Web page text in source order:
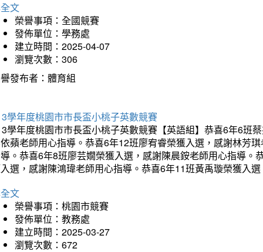
文
榮譽事項：全國競賽
發佈單位：學務處
建立時間：2025-04-07
瀏覽次數：306
發布者：體育組
學年度桃園市市長盃小桃子英數競賽
學年度桃園市市長盃小桃子英數競賽【英語組】恭喜6年6班
蘋老師用心指導。恭喜6年12班廖宥睿榮獲入選，感謝林芳
。恭喜6年8班廖芸嫺榮獲入選，感謝陳晨銨老師用心指導
選，感謝陳鴻瑋老師用心指導。恭喜6年11班黃禹璇榮獲入
文
榮譽事項：桃園市競賽
發佈單位：教務處
建立時間：2025-03-27
瀏覽次數：672